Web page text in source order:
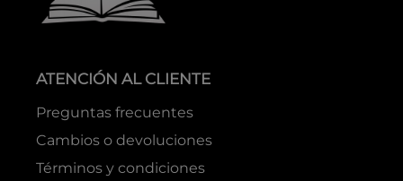
ATENCIÓN AL CLIENTE
Preguntas frecuentes
Cambios o devoluciones
Términos y condiciones